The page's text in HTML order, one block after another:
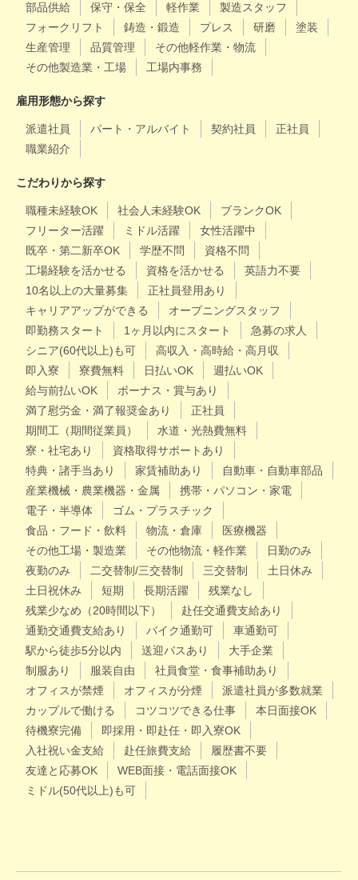
部品供給
保守・保全 軽作業
製造スタッフ
フォークリフト
鋳造・鍛造 プレス 研磨
塗装
生産管理
品質管理
その他軽作業・物流
その他製造業・工場
工場内事務
雇用形態から探す
派遣社員 パート・アルバイト 契約社員
正社員
職業紹介
こだわりから探す
職種未経験OK 社会人未経験OK
ブランクOK
フリーター活躍
ミドル活躍
女性活躍中
既卒・第二新卒OK
学歴不問
資格不問
工場経験を活かせる
資格を活かせる
英語力不要
10名以上の大量募集
正社員登用あり
キャリアアップができる
オープニングスタッフ
即勤務スタート
1ヶ月以内にスタート
急募の求人
シニア(60代以上)も可
高収入・高時給・高月収
即入寮
寮費無料 日払いOK
週払いOK
給与前払いOK
ボーナス・賞与あり
満了慰労金・満了報奨金あり
正社員
期間工（期間従業員）
水道・光熱費無料
寮・社宅あり
資格取得サポートあり
特典・諸手当あり
家賃補助あり
自動車・自動車部品
産業機械・農業機器・金属
携帯・パソコン・家電
電子・半導体
ゴム・プラスチック
食品・フード・飲料
物流・倉庫
医療機器
その他工場・製造業
その他物流・軽作業
日勤のみ
夜勤のみ
二交替制/三交替制 三交替制
土日休み
土日祝休み
短期 長期活躍
残業なし
残業少なめ（20時間以下）
赴任交通費支給あり
通勤交通費支給あり
バイク通勤可
車通勤可
駅から徒歩5分以内
送迎バスあり
大手企業
制服あり
服装自由
社員食堂・食事補助あり
オフィスが禁煙
オフィスが分煙
派遣社員が多数就業
カップルで働ける
コツコツできる仕事
本日面接OK
待機寮完備
即採用・即赴任・即入寮OK
入社祝い金支給
赴任旅費支給
履歴書不要
友達と応募OK
WEB面接・電話面接OK
ミドル(50代以上)も可